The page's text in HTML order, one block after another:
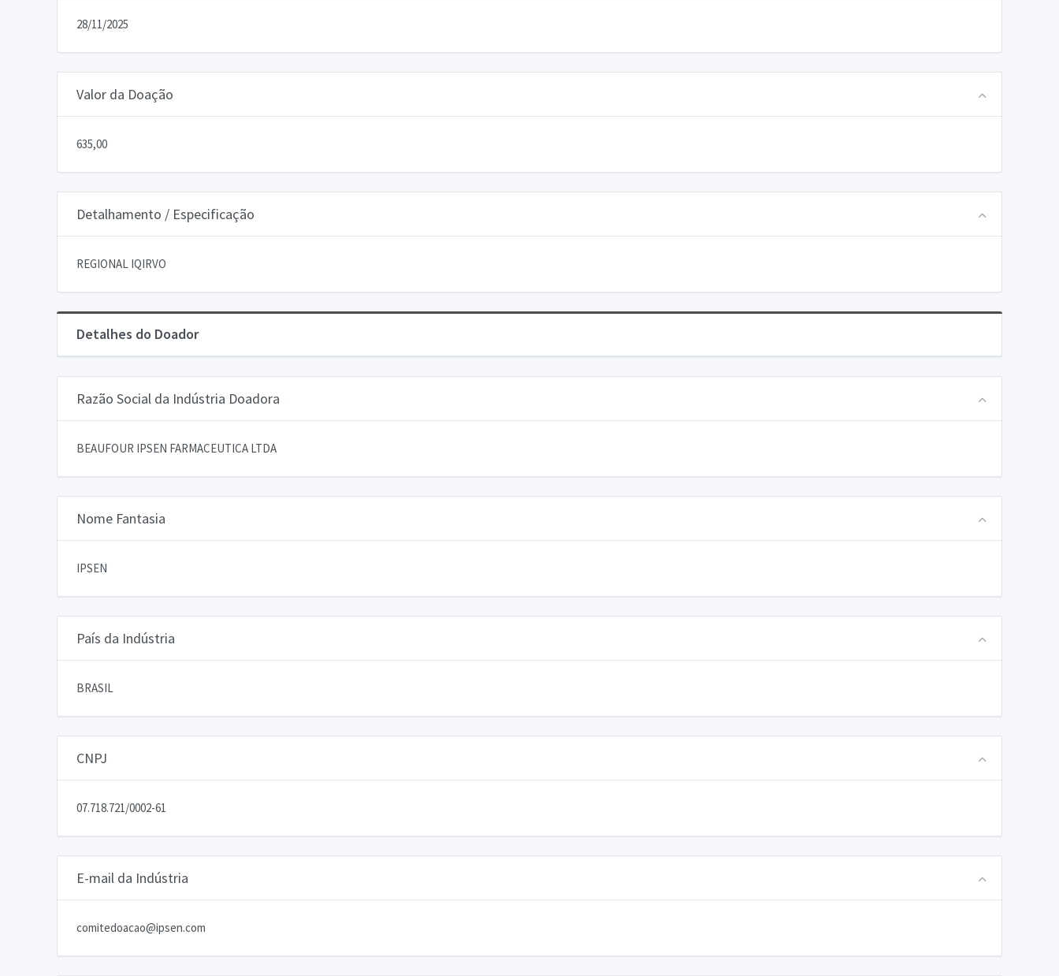
28/11/2025
Valor da Doação
635,00
Detalhamento / Especificação
REGIONAL IQIRVO
Detalhes do Doador
Razão Social da Indústria Doadora
BEAUFOUR IPSEN FARMACEUTICA LTDA
Nome Fantasia
IPSEN
País da Indústria
BRASIL
CNPJ
07.718.721/0002-61
E-mail da Indústria
comitedoacao@ipsen.com